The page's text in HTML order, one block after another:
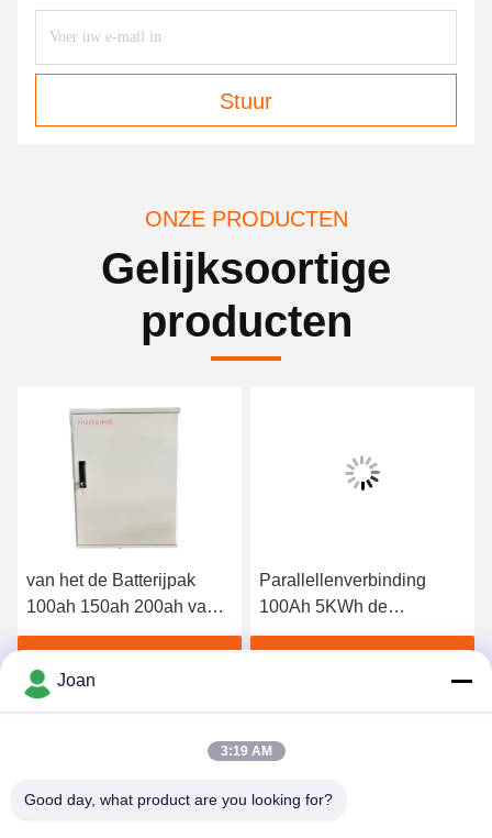
Stuur
ONZE PRODUCTEN
Gelijksoortige
producten
van
het
het de
prijs
Parallellenverbinding
100Ah 5KWh de
Batterijpak van het 48
Wandmontage
rack 51.2V 48V
batterij voor
energieopslag
Vind de
Joan
3:19 AM
Good day, what product are you looking for?